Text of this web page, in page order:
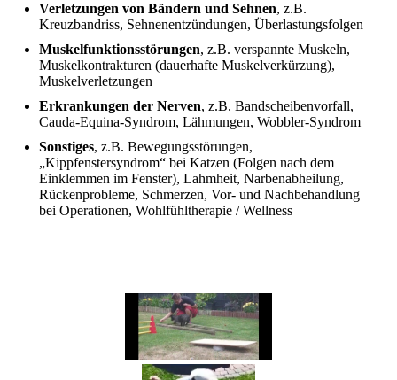
Verletzungen von Bändern und Sehnen, z.B.
Kreuzbandriss, Sehnenentzündungen, Überlastungsfolgen
Muskelfunktionsstörungen, z.B. verspannte Muskeln,
Muskelkontrakturen (dauerhafte Muskelverkürzung),
Muskelverletzungen
Erkrankungen der Nerven, z.B. Bandscheibenvorfall,
Cauda-Equina-Syndrom, Lähmungen, Wobbler-Syndrom
Sonstiges, z.B. Bewegungsstörungen,
„Kippfenstersyndrom“ bei Katzen (Folgen nach dem
Einklemmen im Fenster), Lahmheit, Narbenabheilung,
Rückenprobleme, Schmerzen, Vor- und Nachbehandlung
bei Operationen, Wohlfühltherapie / Wellness